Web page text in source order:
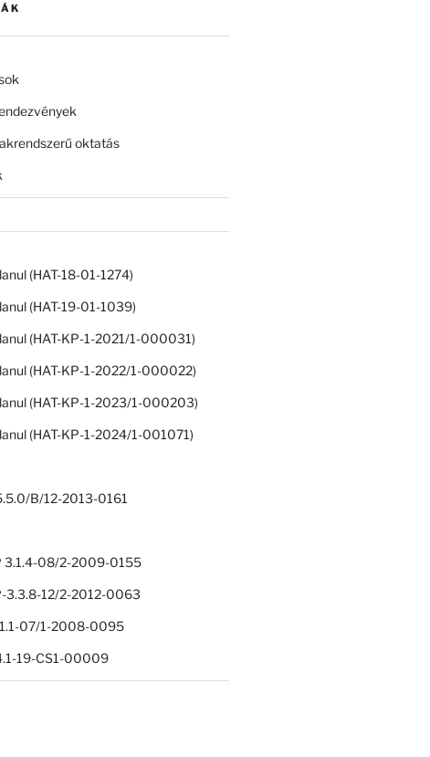
oktatás
(HAT-18-01-1274)
(HAT-19-01-1039)
(HAT-KP-1-2021/1-000031)
(HAT-KP-1-2022/1-000022)
(HAT-KP-1-2023/1-000203)
(HAT-KP-1-2024/1-001071)
B/12-2013-0161
3.1.4-08/2-2009-0155
3.3.8-12/2-2012-0063
07/1-2008-0095
19-CS1-00009